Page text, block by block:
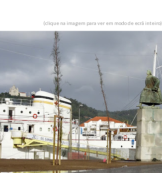
(clique na imagem para ver em modo de ecrã inteiro)